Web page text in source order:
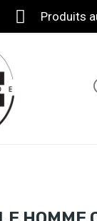
Produits